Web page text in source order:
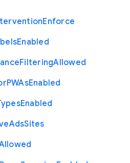
Enforce
Enabled
FilteringAllowed
PWAsEnabled
Enabled
AdsSites